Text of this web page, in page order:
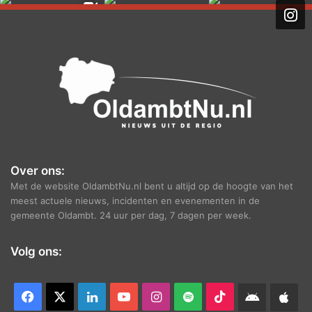
Over ons:
Met de website OldambtNu.nl bent u altijd op de hoogte van het
meest actuele nieuws, incidenten en evenementen in de
gemeente Oldambt. 24 uur per dag, 7 dagen per week.
Volg ons:
Facebook LinkedInYouTubeInstagram
Spotify TikTokAndroid